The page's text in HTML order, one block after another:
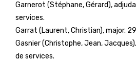
Garnerot (Stéphane, Gérard),
services.
Garrat (Laurent, Christian), major.
Gasnier (Christophe, Jean,
de services.